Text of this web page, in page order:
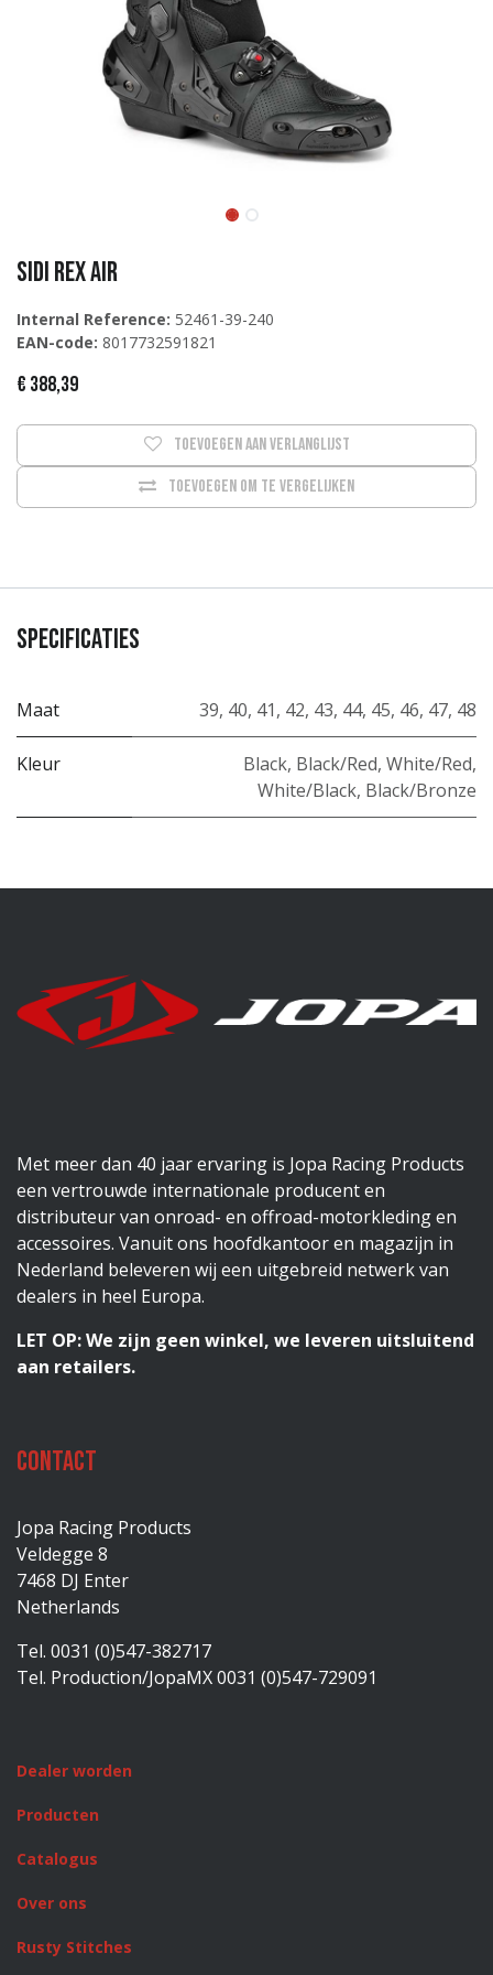
Sidi REX AIR
Internal Reference: 52461-39-240
EAN-code: 8017732591821
€ 388,39
Toevoegen om te vergelijken
Toevoegen aan verlanglijst
Specificaties
Maat 39, 40, 41, 42, 43, 44, 45, 46, 47, 48
Kleur Black, Black/Red, White/Red,
White/Black, Black/Bronze
Met meer dan 40 jaar ervaring is Jopa Racing Products
een vertrouwde internationale producent en
distributeur van onroad- en offroad-motorkleding en
accessoires. Vanuit ons hoofdkantoor en magazijn in
Nederland beleveren wij een uitgebreid netwerk van
dealers in heel Europa.
LET OP: We zijn geen winkel, we leveren uitsluitend
aan retailers.
Contact
Jopa Racing Products
Veldegge 8
7468 DJ Enter
Netherlands
Tel. 0031 (0)547-382717
Tel. Production/JopaMX 0031 (0)547-729091
Dealer worden
Producten
Catalogus
Over ons
Rusty Stitches